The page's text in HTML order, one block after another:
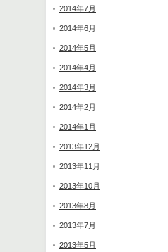
2014年7月
2014年6月
2014年5月
2014年4月
2014年3月
2014年2月
2014年1月
2013年12月
2013年11月
2013年10月
2013年8月
2013年7月
2013年5月